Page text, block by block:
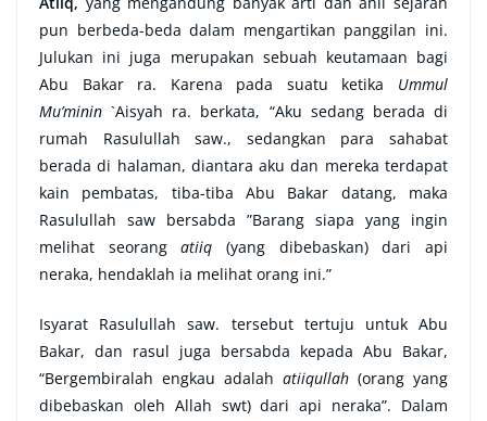
pun berbeda-beda dalam mengartikan panggilan ini.
Julukan ini juga merupakan sebuah keutamaan bagi
Abu Bakar ra. Karena pada suatu ketika Ummul
Mu’minin `Aisyah ra. berkata, “Aku sedang berada di
rumah Rasulullah saw., sedangkan para sahabat
berada di halaman, diantara aku dan mereka terdapat
kain pembatas, tiba-tiba Abu Bakar datang, maka
Rasulullah saw bersabda ”Barang siapa yang ingin
melihat seorangatiiq (yang dibebaskan) dari api
neraka, hendaklah ia melihat orang ini.”
Isyarat Rasulullah saw. tersebut tertuju untuk Abu
Bakar, dan rasul juga bersabda kepada Abu Bakar,
“Bergembiralah engkau adalah atiiqullah (orang yang
dibebaskan oleh Allah swt) dari api neraka”. Dalam